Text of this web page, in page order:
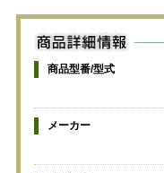
商品型番/型式
メーカー